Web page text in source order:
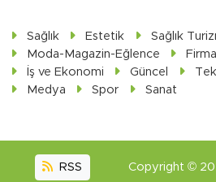
Sağlık Estetik
Sağlık
Moda-Magazin-Eğlence
İş ve Ekonomi
Güncel
Medya
Spor Sanat
RSS Copyright ©